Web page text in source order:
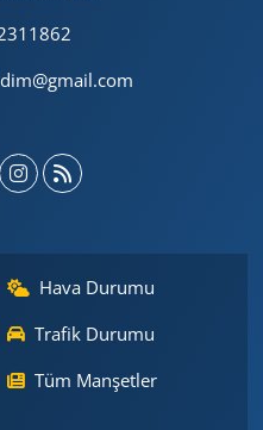
Hava Durumu
Trafik Durumu
Tüm Manşetler